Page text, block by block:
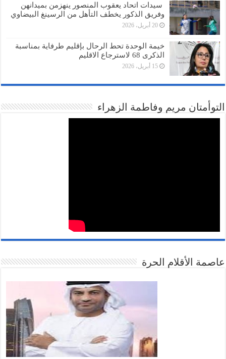
سيدات اتحاد يعقوب المنصور ينهزمن بميدانهن
وفريق الذكور يخطف التأهل من الرسينغ البيضاوي
20 أبريل، 2026
خيمة الوحدة تحط الرحال بإقليم طرفاية بمناسبة
الذكرى 68 لاسترجاع الاقليم
15 أبريل، 2026
التوأمتان مريم وفاطمة الزهراء
عاصمة الأقلام الحرة